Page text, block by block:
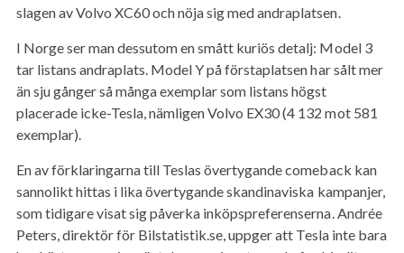
slagen av Volvo XC60 och nöja sig med andraplatsen.
I Norge ser man dessutom en smått kuriös detalj: Model 3
tar listans andraplats. Model Y på förstaplatsen har sålt mer
än sju gånger så många exemplar som listans högst
placerade icke-Tesla, nämligen Volvo EX30 (4 132 mot 581
exemplar).
En av förklaringarna till Teslas övertygande comeback kan
sannolikt hittas i lika övertygande skandinaviska kampanjer,
som tidigare visat sig påverka inköpspreferenserna. Andrée
Peters, direktör för Bilstatistik.se, uppger att Tesla inte bara